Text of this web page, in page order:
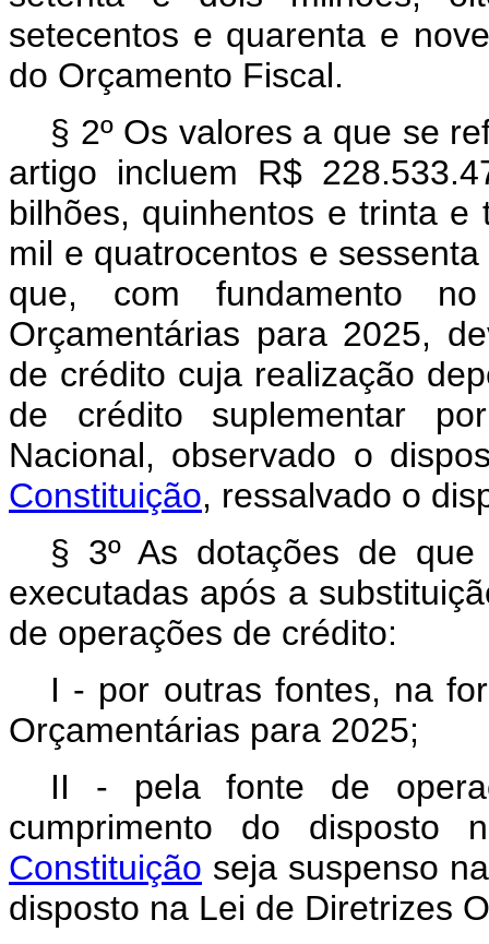
setecentos e quarenta e
do Orçamento Fiscal.
§ 2º Os valores a que se
artigo incluem R$
bilhões, quinhentos e trinta
mil e quatrocentos e
que, com fundamento
Orçamentárias para 2025,
de crédito cuja realização
de crédito suplementar
Nacional, observado o
Constituição, ressalvado o
§ 3º As dotações de
executadas após a
de operações de crédito:
I - por outras fontes, na
Orçamentárias para 2025;
II - pela fonte de
cumprimento do disposto
Constituição seja suspenso
disposto na Lei de Diretrizes